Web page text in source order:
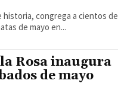
historia, congrega a cientos de
de mayo en...
Rosa inaugura
de mayo